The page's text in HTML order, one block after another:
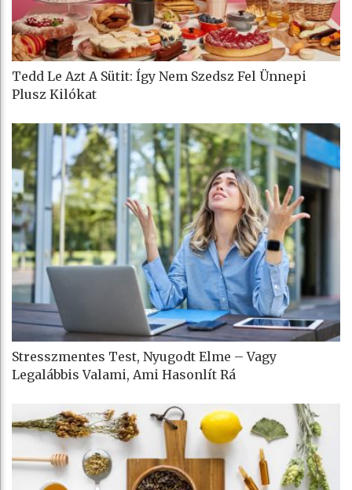
Tedd Le Azt A Sütit: Így Nem Szedsz Fel Ünnepi
Plusz Kilókat
Stresszmentes Test, Nyugodt Elme – Vagy
Legalábbis Valami, Ami Hasonlít Rá